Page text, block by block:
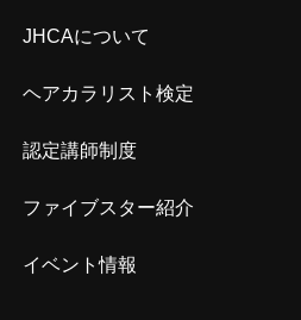
JHCAについて
ヘアカラリスト検定
認定講師制度
ファイブスター紹介
イベント情報